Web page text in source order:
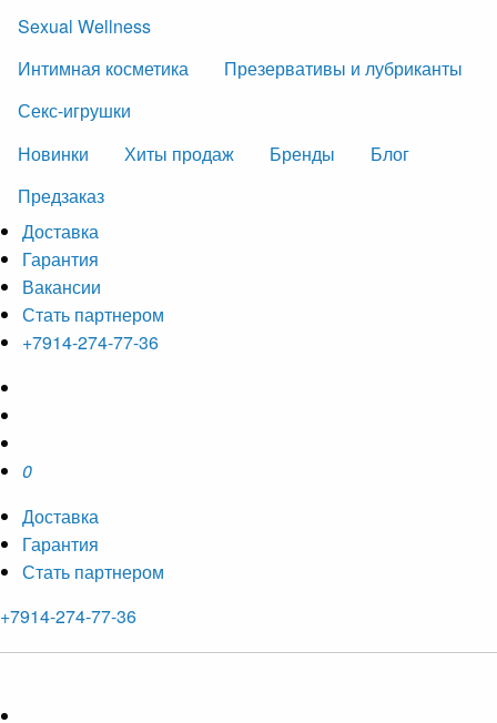
Sexual Wellness
Интимная косметика
Презервативы и лубриканты
Секс-игрушки
Новинки
Хиты продаж Бренды
Блог
Предзаказ
Доставка
Гарантия
Вакансии
Стать партнером
+7914-274-77-36
0
Доставка
Гарантия
Стать партнером
+7914-274-77-36